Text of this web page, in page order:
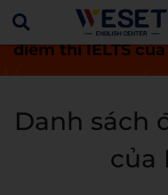
Trang chủ Tin
điểm thi IELTS
Danh sách
của